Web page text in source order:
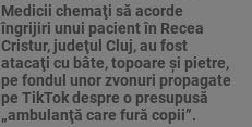
Medicii chemaţi să acorde
îngrijiri unui pacient în Recea
Cristur, judeţul Cluj, au fost
atacaţi cu bâte, topoare şi pietre,
pe fondul unor zvonuri propagate
pe TikTok despre o presupusă
„ambulanţă care fură copii”.